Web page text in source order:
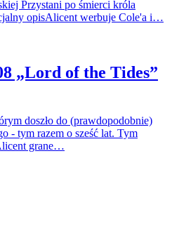
Przystani po śmierci króla
opisAlicent werbuje Cole'a i…
„Lord of the Tides”
doszło do (prawdopodobnie)
- tym razem o sześć lat. Tym
grane…